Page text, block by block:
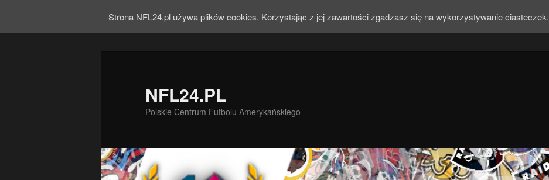
NFL24.PL
Polskie Centrum Futbolu Amerykańskiego
Strona NFL24.pl używa plików cookies. Korzystając z jej zawartości zgadzasz się na wykorzystywanie ciasteczek.